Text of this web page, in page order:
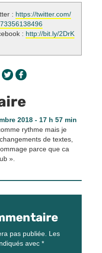
: https://twitter.com/
: http://bit.ly/2DrK
2018 - 17 h 57 min
rythme mais je
de textes,
parce que ca
».
pas publiée. Les
avec *